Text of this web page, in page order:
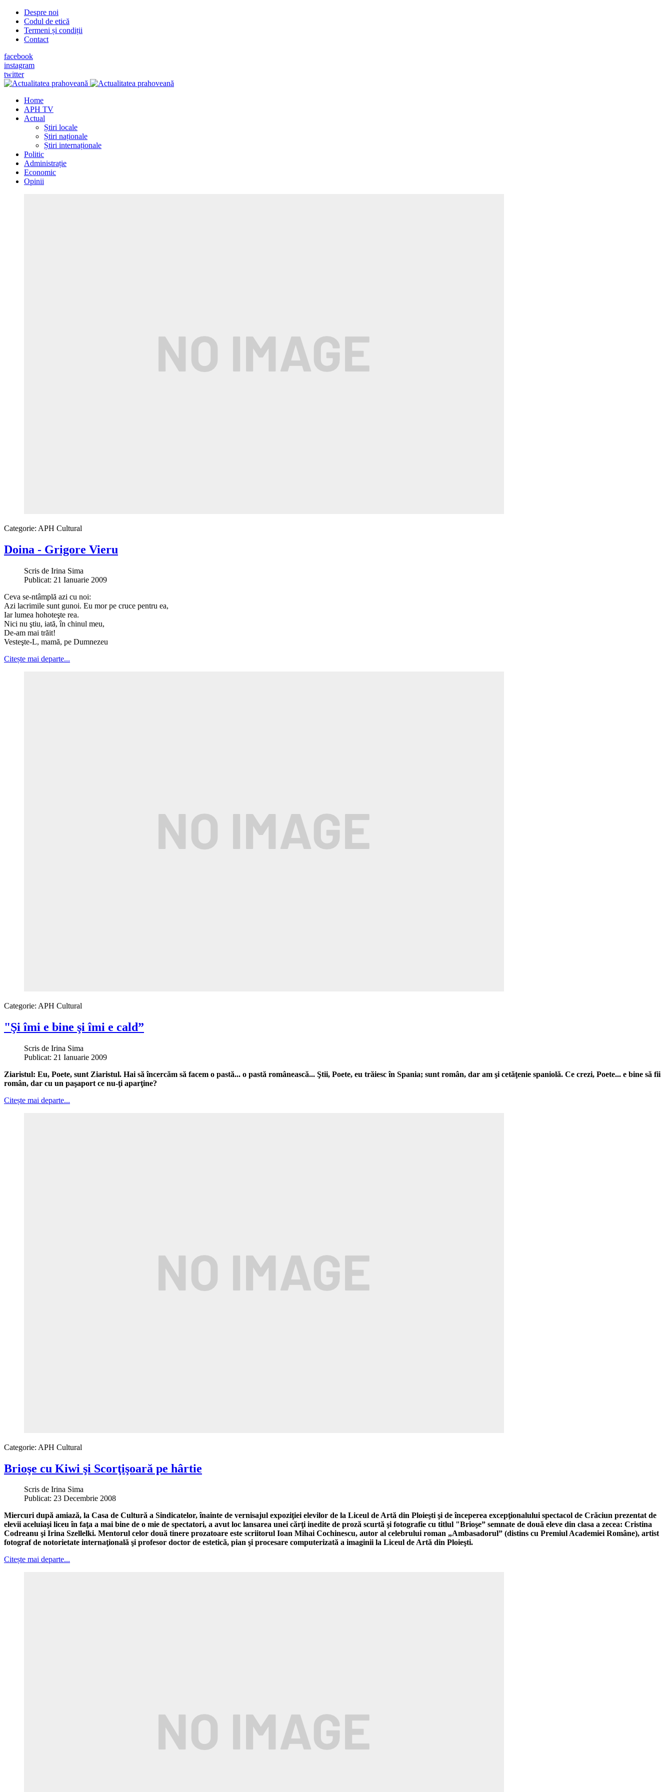
Despre noi
Codul de etică
Termeni și condiții
Contact
facebook
instagram
twitter
Home
APH TV
Actual
Știri locale
Știri naționale
Știri internaționale
Politic
Administrație
Economic
Opinii
Categorie: APH Cultural
Doina - Grigore Vieru
Scris de Irina Sima
Publicat: 21 Ianuarie 2009
Ceva se-ntâmplă azi cu noi:
Azi lacrimile sunt gunoi. Eu mor pe cruce pentru ea,
Iar lumea hohoteşte rea.
Nici nu ştiu, iată, în chinul meu,
De-am mai trăit!
Vesteşte-L, mamă, pe Dumnezeu
Citește mai departe...
Categorie: APH Cultural
"Şi îmi e bine şi îmi e cald”
Scris de Irina Sima
Publicat: 21 Ianuarie 2009
Ziaristul: Eu, Poete, sunt Ziaristul. Hai să încercăm să facem o pastă... o pastă românească... Ştii, Poete, eu trăiesc în Spania; sunt român, dar am şi cetăţenie spaniolă. Ce crezi, Poete... e bine să fii
român, dar cu un paşaport ce nu-ţi aparţine?
Citește mai departe...
Categorie: APH Cultural
Brioşe cu Kiwi şi Scorţişoară pe hârtie
Scris de Irina Sima
Publicat: 23 Decembrie 2008
Miercuri după amiază, la Casa de Cultură a Sindicatelor, înainte de vernisajul expoziţiei elevilor de la Liceul de Artă din Ploieşti şi de începerea excepţionalului spectacol de Crăciun prezentat de
elevii aceluiaşi liceu în faţa a mai bine de o mie de spectatori, a avut loc lansarea unei cărţi inedite de proză scurtă şi fotografie cu titlul "Brioşe” semnate de două eleve din clasa a zecea: Cristina
Codreanu şi Irina Szellelki. Mentorul celor două tinere prozatoare este scriitorul Ioan Mihai Cochinescu, autor al celebrului roman „Ambasadorul” (distins cu Premiul Academiei Române), artist
fotograf de notorietate internaţională şi profesor doctor de estetică, pian şi procesare computerizată a imaginii la Liceul de Artă din Ploieşti.
Citește mai departe...